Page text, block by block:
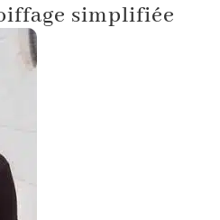
simplifiée